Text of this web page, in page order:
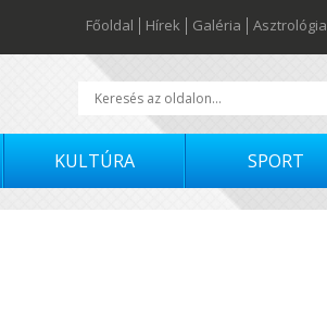
Főoldal Hírek Galéria Asztrológia
KULTÚRA SPORT